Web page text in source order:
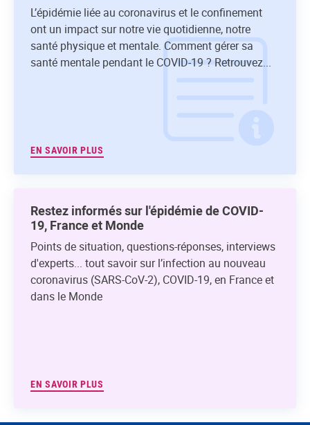
L’épidémie liée au coronavirus et le confinement
ont un impact sur notre vie quotidienne, notre
santé physique et mentale. Comment gérer sa
santé mentale pendant le COVID-19 ? Retrouvez...
EN SAVOIR PLUS
Restez informés sur l'épidémie de COVID-
19, France et Monde
Points de situation, questions-réponses, interviews
d'experts... tout savoir sur l’infection au nouveau
coronavirus (SARS-CoV-2), COVID-19, en France et
dans le Monde
EN SAVOIR PLUS